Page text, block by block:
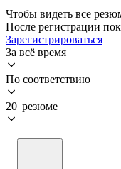
Чтобы видеть все
После регистрации
Зарегистрироваться
За всё время
По соответствию
20 резюме